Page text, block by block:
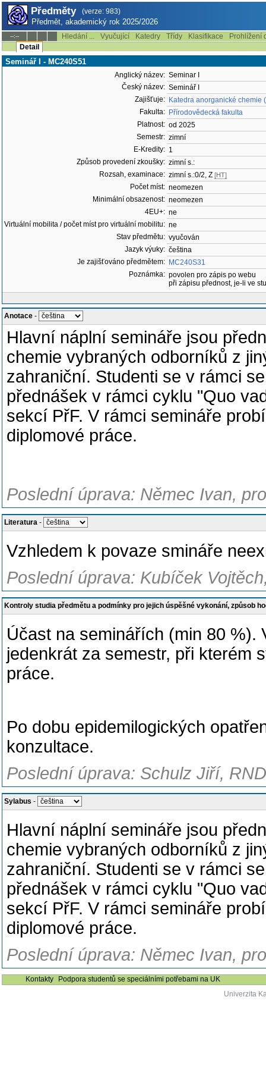
Předměty (verze: 983)
Předmět, akademický rok 2025/2026
--:-- Hledání ... Vyučující Katedry Třídy Klasifikace
Prohlížení
Detail
Seminář I - MC240S51
Anglický název: Seminar I
Český název: Seminář I
Zajišťuje: Katedra anorganické chemie
Fakulta: Přírodovědecká fakulta
Platnost: od 2025
Semestr: zimní
E-Kredity: 1
Způsob provedení zkoušky: zimní s.:
Rozsah, examinace: zimní s.:0/2, Z [HT]
Počet míst: neomezen
Minimální obsazenost: neomezen
4EU+: ne
Virtuální mobilita / počet míst pro virtuální mobilitu: ne
Stav předmětu: vyučován
Jazyk výuky: čeština
Je zajišťováno předmětem: MC240S31
Poznámka: povolen pro zápis po webu
při zápisu přednost, je-li ve
Anotace -
Hlavní náplní semináře jsou
chemie vybraných odborníků z
zahraniční. Studenti se v rámci
přednášek v rámci cyklu "Quo
sekcí PřF. V rámci semináře
diplomové práce.
Poslední úprava: Němec Ivan,
Literatura -
Vzhledem k povaze smináře
Poslední úprava: Kubíček
Kontroly studia předmětu a podmínky pro jejich úspěšné vykonání, způsob
Účast na seminářích (min 80 %).
jedenkrát za semestr, při kterém
práce.
Po dobu epidemilogických
konzultace.
Poslední úprava: Schulz Jiří,
Sylabus -
Hlavní náplní semináře jsou
chemie vybraných odborníků z
zahraniční. Studenti se v rámci
přednášek v rámci cyklu "Quo
sekcí PřF. V rámci semináře
diplomové práce.
Poslední úprava: Němec Ivan,
Kontakty
Podpora studentů se speciálními potřebami na UK
Univerzita